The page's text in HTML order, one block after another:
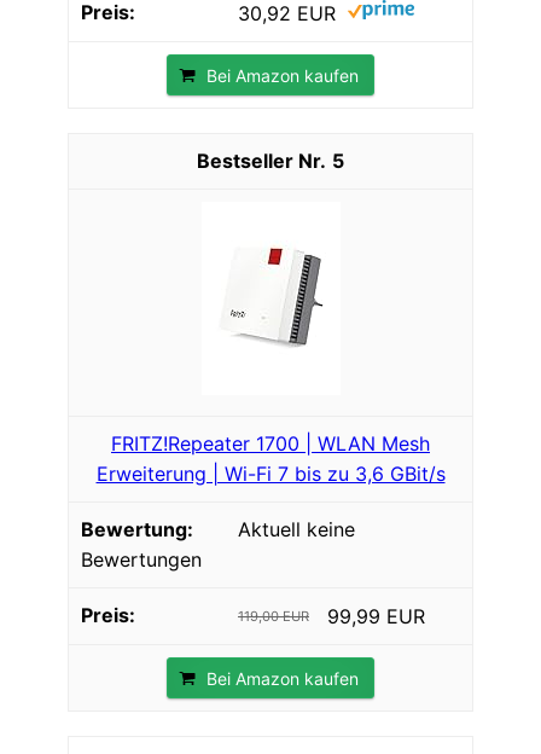
30,92 EUR
Bei Amazon kaufen
5
FRITZ!Repeater 1700 | WLAN Mesh
Erweiterung | Wi-Fi 7 bis zu 3,6 GBit/s
Aktuell keine
Bewertungen
119,00 EUR 99,99 EUR
Bei Amazon kaufen